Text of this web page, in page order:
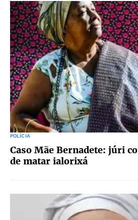
POLÍCIA
Caso Mãe Bernadete: júri
de matar ialorixá